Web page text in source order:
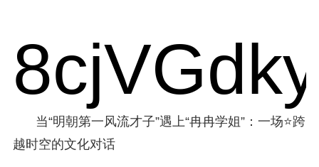
当“明朝第一风流才子”遇上“冉冉学姐”：一场⭐跨
越时空的文化对话